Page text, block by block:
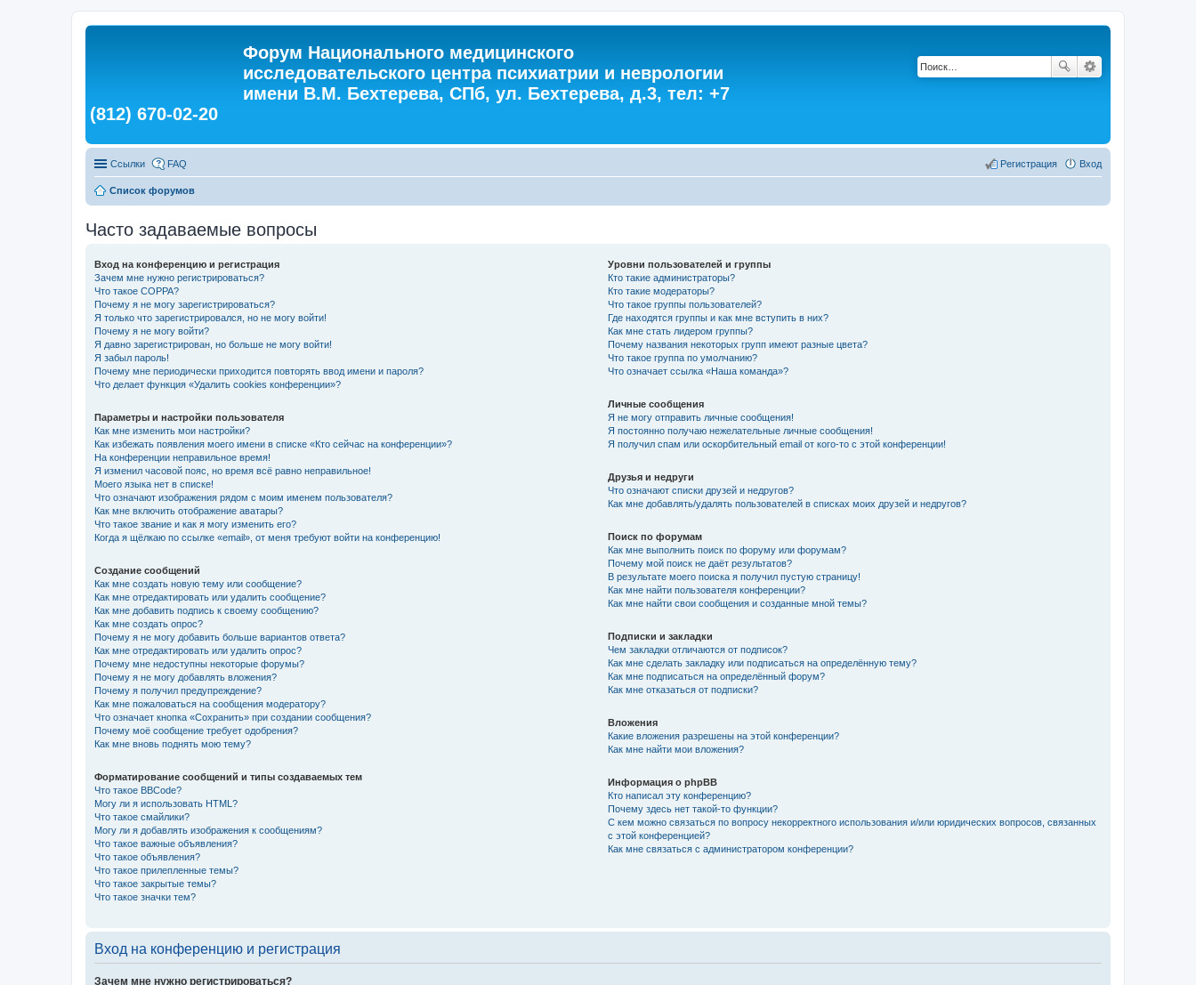
Форум Национального медицинского
исследовательского центра психиатрии и неврологии
имени В.М. Бехтерева, СПб, ул. Бехтерева, д.3, тел: +7
(812) 670-02-20
Ссылки FAQ Вход
Регистрация
Список форумов
Часто задаваемые вопросы
Вход на конференцию и регистрация
Зачем мне нужно регистрироваться?
Что такое COPPA?
Почему я не могу зарегистрироваться?
Я только что зарегистрировался, но не могу войти!
Почему я не могу войти?
Я давно зарегистрирован, но больше не могу войти!
Я забыл пароль!
Почему мне периодически приходится повторять ввод имени и пароля?
Что делает функция «Удалить cookies конференции»?
Параметры и настройки пользователя
Как мне изменить мои настройки?
Как избежать появления моего имени в списке «Кто сейчас на конференции»?
На конференции неправильное время!
Я изменил часовой пояс, но время всё равно неправильное!
Моего языка нет в списке!
Что означают изображения рядом с моим именем пользователя?
Как мне включить отображение аватары?
Что такое звание и как я могу изменить его?
Когда я щёлкаю по ссылке «email», от меня требуют войти на конференцию!
Создание сообщений
Как мне создать новую тему или сообщение?
Как мне отредактировать или удалить сообщение?
Как мне добавить подпись к своему сообщению?
Как мне создать опрос?
Почему я не могу добавить больше вариантов ответа?
Как мне отредактировать или удалить опрос?
Почему мне недоступны некоторые форумы?
Почему я не могу добавлять вложения?
Почему я получил предупреждение?
Как мне пожаловаться на сообщения модератору?
Что означает кнопка «Сохранить» при создании сообщения?
Почему моё сообщение требует одобрения?
Как мне вновь поднять мою тему?
Форматирование сообщений и типы создаваемых тем
Что такое BBCode?
Могу ли я использовать HTML?
Что такое смайлики?
Могу ли я добавлять изображения к сообщениям?
Что такое важные объявления?
Что такое объявления?
Что такое прилепленные темы?
Что такое закрытые темы?
Что такое значки тем?
Уровни пользователей и группы
Кто такие администраторы?
Кто такие модераторы?
Что такое группы пользователей?
Где находятся группы и как мне вступить в них?
Как мне стать лидером группы?
Почему названия некоторых групп имеют разные цвета?
Что такое группа по умолчанию?
Что означает ссылка «Наша команда»?
Личные сообщения
Я не могу отправить личные сообщения!
Я постоянно получаю нежелательные личные сообщения!
Я получил спам или оскорбительный email от кого-то с этой конференции!
Друзья и недруги
Что означают списки друзей и недругов?
Как мне добавлять/удалять пользователей в списках моих друзей и недругов?
Поиск по форумам
Как мне выполнить поиск по форуму или форумам?
Почему мой поиск не даёт результатов?
В результате моего поиска я получил пустую страницу!
Как мне найти пользователя конференции?
Как мне найти свои сообщения и созданные мной темы?
Подписки и закладки
Чем закладки отличаются от подписок?
Как мне сделать закладку или подписаться на определённую тему?
Как мне подписаться на определённый форум?
Как мне отказаться от подписки?
Вложения
Какие вложения разрешены на этой конференции?
Как мне найти мои вложения?
Информация о phpBB
Кто написал эту конференцию?
Почему здесь нет такой-то функции?
С кем можно связаться по вопросу некорректного использования и/или юридических вопросов, связанных
с этой конференцией?
Как мне связаться с администратором конференции?
Вход на конференцию и регистрация
Зачем мне нужно регистрироваться?